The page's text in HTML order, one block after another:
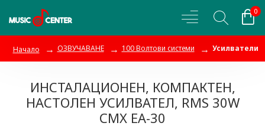
0
Начало ОЗВУЧАВАНЕ 100 Волтови системи Усилватели
ИНСТАЛАЦИОНЕН, КОМПАКТЕН,
НАСТОЛЕН УСИЛВАТЕЛ, RMS 30W
CMX EA-30